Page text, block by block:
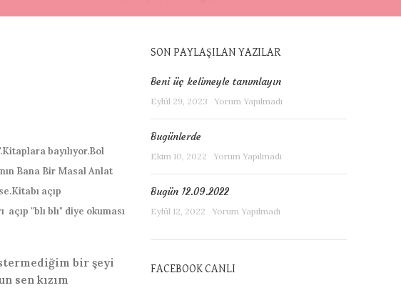
bayılıyor.Bol
Bana Bir Masal Anlat
açıp
"blı blı" diye okuması
bir şeyi
sen kızım
SON PAYLAŞILAN YAZILAR
Beni üç kelimeyle tanımlayın
Eylül 29, 2023 Yorum Yapılmadı
Bugünlerde
Ekim 10, 2022 Yorum Yapılmadı
Bugün 12.09.2022
Eylül 12, 2022 Yorum Yapılmadı
FACEBOOK CANLI